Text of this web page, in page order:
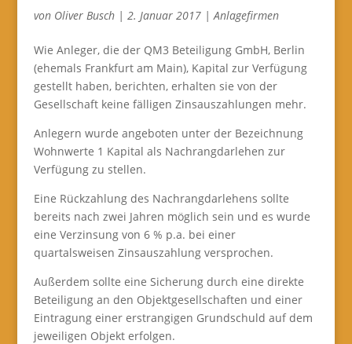
von Oliver Busch| 2. Januar 2017|Anlagefirmen
Wie Anleger, die der QM3 Beteiligung GmbH, Berlin
(ehemals Frankfurt am Main), Kapital zur Verfügung
gestellt haben, berichten, erhalten sie von der
Gesellschaft keine fälligen Zinsauszahlungen mehr.
Anlegern wurde angeboten unter der Bezeichnung
Wohnwerte 1 Kapital als Nachrangdarlehen zur
Verfügung zu stellen.
Eine Rückzahlung des Nachrangdarlehens sollte
bereits nach zwei Jahren möglich sein und es wurde
eine Verzinsung von 6 % p.a. bei einer
quartalsweisen Zinsauszahlung versprochen.
Außerdem sollte eine Sicherung durch eine direkte
Beteiligung an den Objektgesellschaften und einer
Eintragung einer erstrangigen Grundschuld auf dem
jeweiligen Objekt erfolgen.